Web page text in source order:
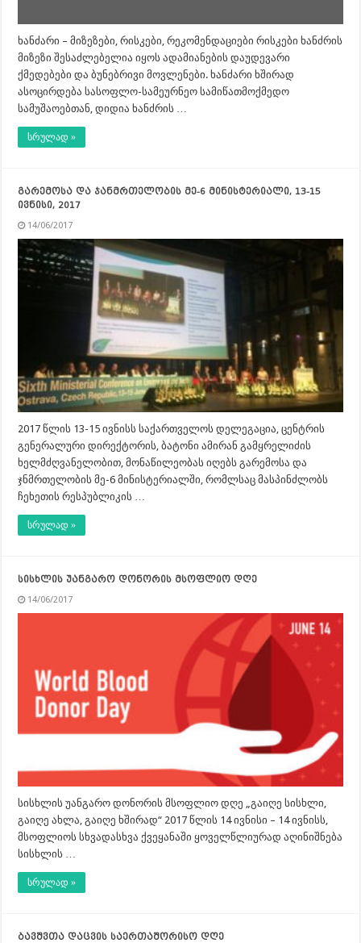
ხანძარი – მიზეზები, რისკები, რეკომენდაციები რისკები ხანძრის
მიზეზი შესაძლებელია იყოს ადამიანების დაუდევარი
ქმედებები და ბუნებრივი მოვლენები. ხანძარი ხშირად
ასოცირდება სასოფლო-სამეურნეო სამიწათმოქმედო
სამუშაოებთან, დიდია ხანძრის …
სრულად »
გარემოსა და ჯანმრთელობის მე-6 მინისტერიალი, 13-15
ივნისი, 2017
14/06/2017
2017 წლის 13-15 ივნისს საქართველოს დელეგაცია, ცენტრის
გენერალური დირექტორის, ბატონი ამირან გამყრელიძის
ხელმძღვანელობით, მონაწილეობას იღებს გარემოსა და
ჯნმრთელობის მე-6 მინისტერიალში, რომლსაც მასპინძლობს
ჩეხეთის რესპუბლიკის …
სრულად »
სისხლის უანგარო დონორის მსოფლიო დღე
14/06/2017
სისხლის უანგარო დონორის მსოფლიო დღე „გაიღე სისხლი,
გაიღე ახლა, გაიღე ხშირად“ 2017 წლის 14 ივნისი – 14 ივნისს,
მსოფლიოს სხვადასხვა ქვეყანაში ყოველწლიურად აღინიშნება
სისხლის …
სრულად »
ბავშვთა დაცვის საერთაშორისო დღე